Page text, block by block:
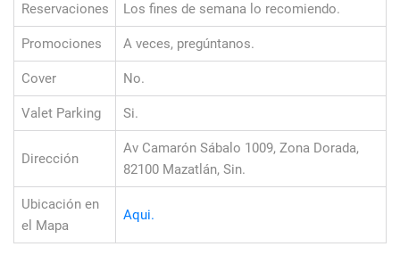
Reservaciones Los fines de semana lo recomiendo.
Promociones A veces, pregúntanos.
Cover No.
Valet Parking Si.
Dirección
Av Camarón Sábalo 1009, Zona Dorada,
82100 Mazatlán, Sin.
Ubicación en
el Mapa
Aqui.